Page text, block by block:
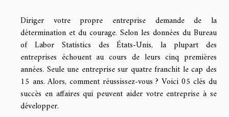
Diriger votre propre entreprise demande de la
détermination et du courage. Selon les données du Bureau
of Labor Statistics des États-Unis, la plupart des
entreprises échouent au cours de leurs cinq premières
années. Seule une entreprise sur quatre franchit le cap des
15 ans. Alors, comment réussissez-vous ? Voici 05 clés du
succès en affaires qui peuvent aider votre entreprise à se
développer.